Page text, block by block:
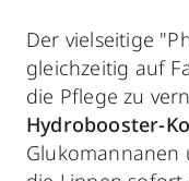
Der vielseitige
gleichzeitig auf
die Pflege zu
Hydrobooster-
Glukomannanen